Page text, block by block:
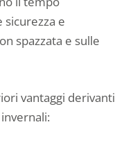
e
spazzata e sulle
vantaggi derivanti